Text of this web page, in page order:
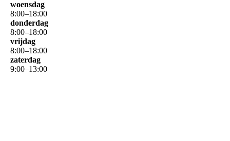
woensdag
8:00–18:00
donderdag
8:00–18:00
vrijdag
8:00–18:00
zaterdag
9:00–13:00